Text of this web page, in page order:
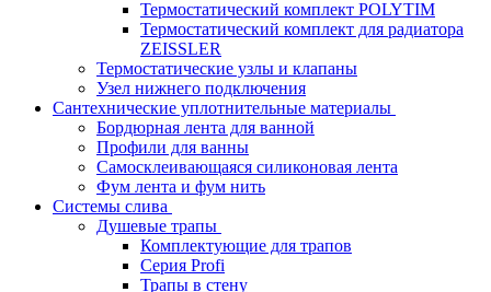
Термостатический комплект POLYTIM
Термостатический комплект для радиатора
ZEISSLER
Термостатические узлы и клапаны
Узел нижнего подключения
Сантехнические уплотнительные материалы
Бордюрная лента для ванной
Профили для ванны
Самосклеивающаяся силиконовая лента
Фум лента и фум нить
Системы слива
Душевые трапы
Комплектующие для трапов
Серия Profi
Трапы в стену